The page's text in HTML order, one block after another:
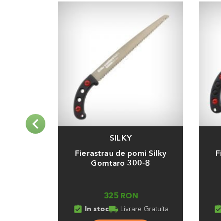
SILKY
Fierastrau de pomi Silky
Gomtaro 300-8
325 RON
assignment_turned_in In stoclocal_shipping Livrare Gratuita